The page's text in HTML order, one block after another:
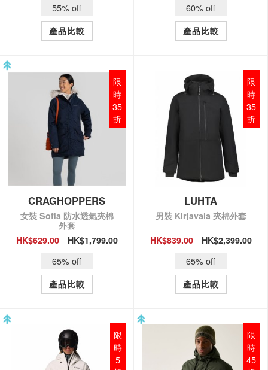
55% off
產品比較
60% off
產品比較
QUICK VIEW
CRAGHOPPERS
女裝 Sofia 防水透氣夾棉
外套
HK$629.00
HK$1,799.00
65% off
產品比較
限
時
35
折
QUICK VIEW
LUHTA
男裝 Kirjavala 夾棉外套
HK$839.00
HK$2,399.00
65% off
產品比較
限
時
35
折
限
時
5
限
時
45